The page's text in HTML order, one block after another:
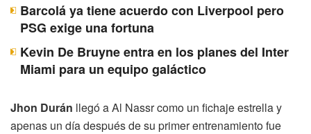
Barcolá ya tiene acuerdo con Liverpool pero
PSG exige una fortuna
Kevin De Bruyne entra en los planes del Inter
Miami para un equipo galáctico
Jhon Durán llegó a Al Nassr como un fichaje estrella y
apenas un día después de su primer entrenamiento fue